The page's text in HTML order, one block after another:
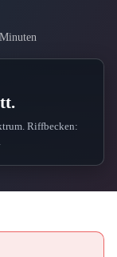
Riffbecken: